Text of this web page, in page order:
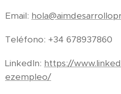
Email:
Teléfono: +34 678937860
LinkedIn: https://
ezempleo/